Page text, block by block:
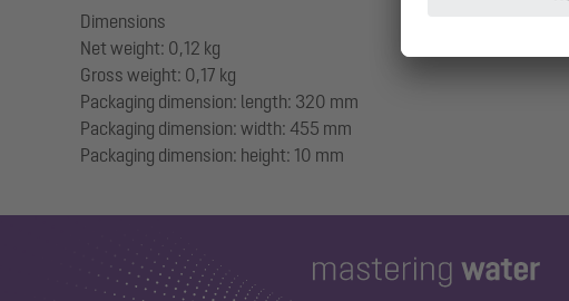
Dimensions
Net weight: 0,12 kg
Gross weight: 0,17 kg
Packaging dimension: length: 320 mm
Packaging dimension: width: 455 mm